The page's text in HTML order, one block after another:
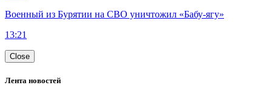
Военный из Бурятии на СВО уничтожил «Бабу-ягу»
13:21
Close
Лента новостей